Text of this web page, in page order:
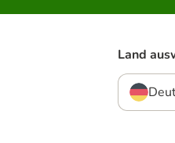
Land